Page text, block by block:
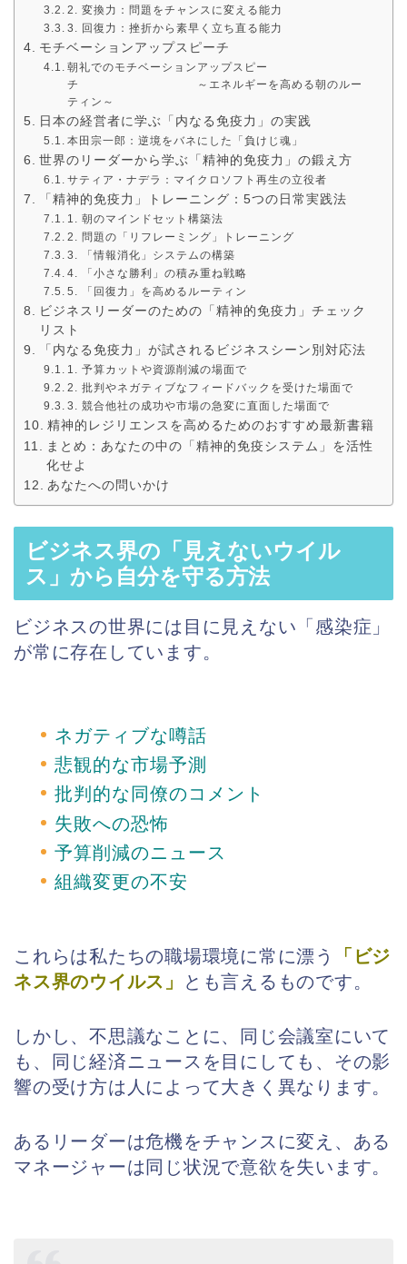
2. 変換力：問題をチャンスに変える能力
3. 回復力：挫折から素早く立ち直る能力
モチベーションアップスピーチ
朝礼でのモチベーションアップスピー
チ ～エネルギーを高める朝のルー
ティン～
日本の経営者に学ぶ「内なる免疫力」の実践
本田宗一郎：逆境をバネにした「負けじ魂」
世界のリーダーから学ぶ「精神的免疫力」の鍛え方
サティア・ナデラ：マイクロソフト再生の立役者
「精神的免疫力」トレーニング：5つの日常実践法
1. 朝のマインドセット構築法
2. 問題の「リフレーミング」トレーニング
3. 「情報消化」システムの構築
4. 「小さな勝利」の積み重ね戦略
5. 「回復力」を高めるルーティン
ビジネスリーダーのための「精神的免疫力」チェック
リスト
「内なる免疫力」が試されるビジネスシーン別対応法
1. 予算カットや資源削減の場面で
2. 批判やネガティブなフィードバックを受けた場面で
3. 競合他社の成功や市場の急変に直面した場面で
精神的レジリエンスを高めるためのおすすめ最新書籍
まとめ：あなたの中の「精神的免疫システム」を活性
化せよ
あなたへの問いかけ
ビジネス界の「見えないウイル
ス」から自分を守る方法
ビジネスの世界には目に見えない「感染症」
が常に存在しています。
ネガティブな噂話
悲観的な市場予測
批判的な同僚のコメント
失敗への恐怖
予算削減のニュース
組織変更の不安
これらは私たちの職場環境に常に漂う
「ビジ
ネス界のウイルス」
とも言えるものです。
しかし、不思議なことに、同じ会議室にいて
も、同じ経済ニュースを目にしても、その影
響の受け方は人によって大きく異なります。
あるリーダーは危機をチャンスに変え、ある
マネージャーは同じ状況で意欲を失います。